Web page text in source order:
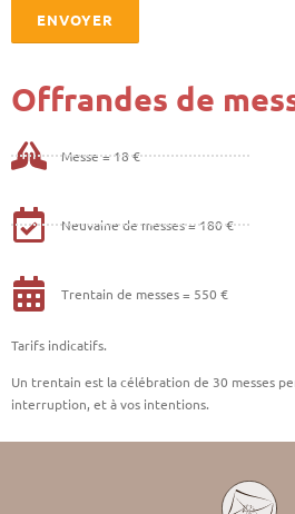
Offrandes de
Messe = 18 €
Neuvaine de messes = 180 €
Trentain de messes = 550 €
Tarifs indicatifs.
Un trentain est la célébration de 30 messes
interruption, et à vos intentions.